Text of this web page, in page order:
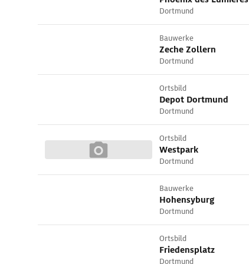
Dortmund
Bauwerke
Zeche Zollern
Dortmund
Ortsbild
Depot Dortmund
Dortmund
Ortsbild
Westpark
Dortmund
Bauwerke
Hohensyburg
Dortmund
Ortsbild
Friedensplatz
Dortmund